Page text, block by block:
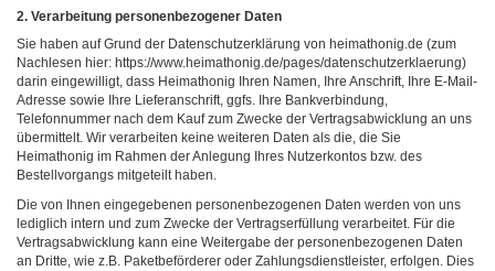
2. Verarbeitung personenbezogener Daten
Sie haben auf Grund der Datenschutzerklärung von heimathonig.de (zum
Nachlesen hier: https://www.heimathonig.de/pages/datenschutzerklaerung)
darin eingewilligt, dass Heimathonig Ihren Namen, Ihre Anschrift, Ihre E-Mail-
Adresse sowie Ihre Lieferanschrift, ggfs. Ihre Bankverbindung,
Telefonnummer nach dem Kauf zum Zwecke der Vertragsabwicklung an uns
übermittelt. Wir verarbeiten keine weiteren Daten als die, die Sie
Heimathonig im Rahmen der Anlegung Ihres Nutzerkontos bzw. des
Bestellvorgangs mitgeteilt haben.
Die von Ihnen eingegebenen personenbezogenen Daten werden von uns
lediglich intern und zum Zwecke der Vertragserfüllung verarbeitet. Für die
Vertragsabwicklung kann eine Weitergabe der personenbezogenen Daten
an Dritte, wie z.B. Paketbeförderer oder Zahlungsdienstleister, erfolgen. Dies